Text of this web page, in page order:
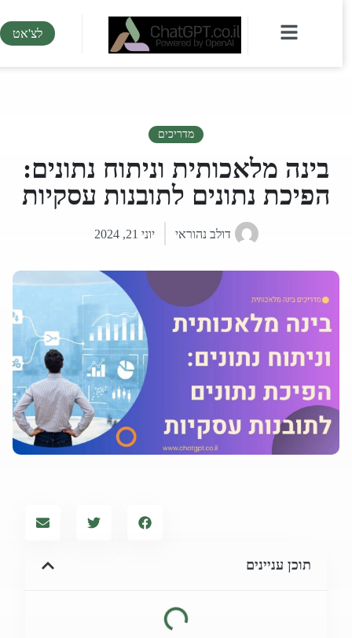
לצ'אט
מדריכים
בינה מלאכותית וניתוח נתונים:
הפיכת נתונים לתובנות עסקיות
דולב נהוראי יוני 21, 2024
תוכן עניינים